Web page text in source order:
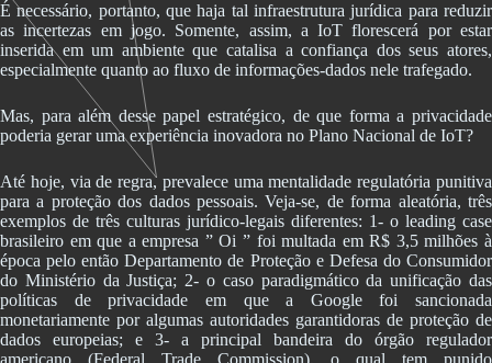
É necessário, portanto, que haja tal infraestrutura jurídica para reduzir
as incertezas em jogo. Somente, assim, a IoT florescerá por estar
inserida em um ambiente que catalisa a confiança dos seus atores,
especialmente quanto ao fluxo de informações-dados nele trafegado.
Mas, para além desse papel estratégico, de que forma a privacidade
poderia gerar uma experiência inovadora no Plano Nacional de IoT?
Até hoje, via de regra, prevalece uma mentalidade regulatória punitiva
para a proteção dos dados pessoais. Veja-se, de forma aleatória, três
exemplos de três culturas jurídico-legais diferentes: 1- o leading case
brasileiro em que a empresa ” Oi ” foi multada em R$ 3,5 milhões à
época pelo então Departamento de Proteção e Defesa do Consumidor
do Ministério da Justiça; 2- o caso paradigmático da unificação das
políticas de privacidade em que a Google foi sancionada
monetariamente por algumas autoridades garantidoras de proteção de
dados europeias; e 3- a principal bandeira do órgão regulador
americano (Federal Trade Commission), o qual tem punido